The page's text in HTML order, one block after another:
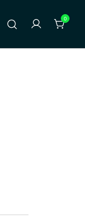
Brasil. Atuamos em
0